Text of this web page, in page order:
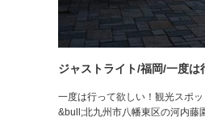
ジャストライト/福岡/一度は
一度は行って欲しい！観光スポ
&bull;北九州市八幡東区の河内